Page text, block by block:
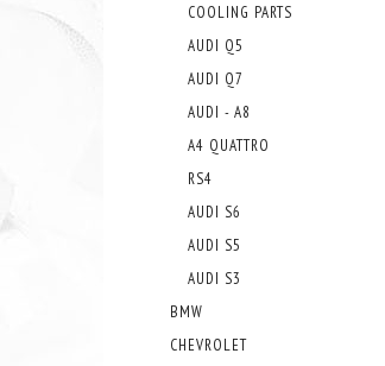
COOLING PARTS
AUDI Q5
AUDI Q7
AUDI - A8
A4 QUATTRO
RS4
AUDI S6
AUDI S5
AUDI S3
BMW
CHEVROLET